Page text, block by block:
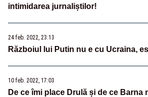
intimidarea jurnaliștilor!
24 feb. 2022, 23:13
Războiul lui Putin nu e cu Ucraina,
10 feb. 2022, 17:03
De ce îmi place Drulă și de ce Barna